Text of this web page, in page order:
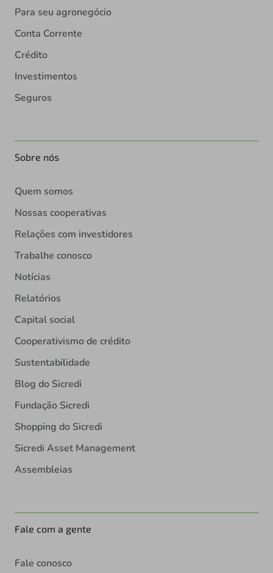
Para seu agronegócio
Conta Corrente
Crédito
Investimentos
Seguros
Sobre nós
Quem somos
Nossas cooperativas
Relações com investidores
Trabalhe conosco
Notícias
Relatórios
Capital social
Cooperativismo de crédito
Sustentabilidade
Blog do Sicredi
Fundação Sicredi
Shopping do Sicredi
Sicredi Asset Management
Assembleias
Fale com a gente
Fale conosco